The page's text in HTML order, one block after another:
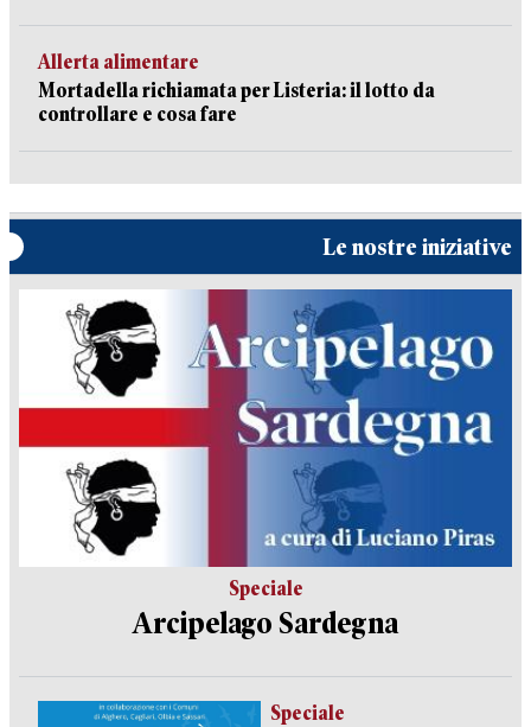
Allerta alimentare
Mortadella richiamata per Listeria: il lotto da
controllare e cosa fare
Le nostre iniziative
Speciale
Arcipelago Sardegna
Speciale